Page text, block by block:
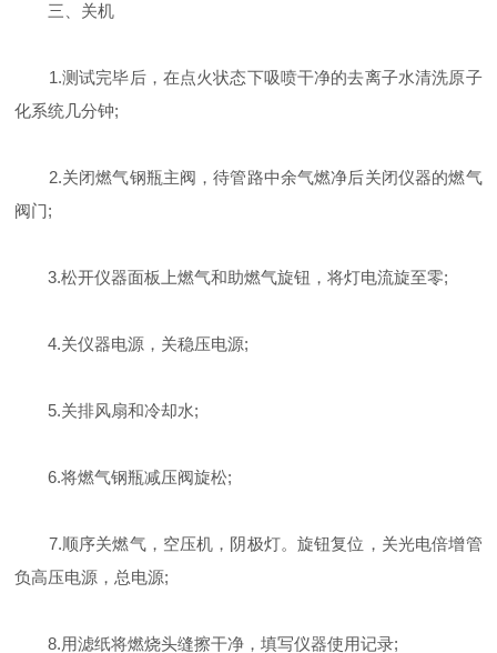
三、关机
1.测试完毕后，在点火状态下吸喷干净的去离子水清洗原子
化系统几分钟;
2.关闭燃气钢瓶主阀，待管路中余气燃净后关闭仪器的燃气
阀门;
3.松开仪器面板上燃气和助燃气旋钮，将灯电流旋至零;
4.关仪器电源，关稳压电源;
5.关排风扇和冷却水;
6.将燃气钢瓶减压阀旋松;
7.顺序关燃气，空压机，阴极灯。旋钮复位，关光电倍增管
负高压电源，总电源;
8.用滤纸将燃烧头缝擦干净，填写仪器使用记录;